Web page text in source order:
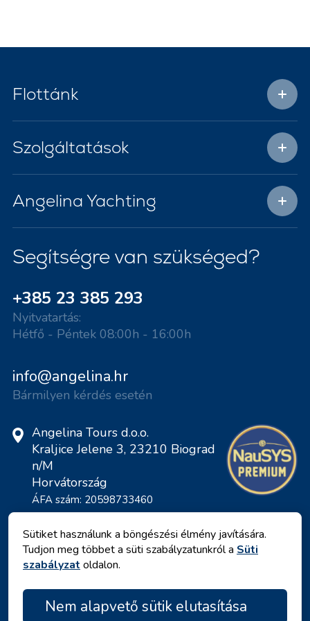
Flottánk
Szolgáltatások
Angelina Yachting
Segítségre van szükséged?
+385 23 385 293
Nyitvatartás:
Hétfő - Péntek 08:00h - 16:00h
info@angelina.hr
Bármilyen kérdés esetén
Angelina Tours d.o.o.
Kraljice Jelene 3, 23210 Biograd
n/M
Horvátország
ÁFA szám: 20598733460
ID: HR-AB-23-060130534, MB:
0650676
Sütiket használunk a böngészési élmény javítására.
Tudjon meg többet a süti szabályzatunkról a Süti
szabályzat oldalon.
Nem alapvető sütik elutasítása